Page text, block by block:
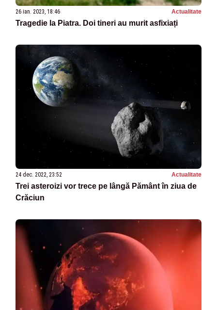
26 ian. 2023, 18:46 Actualitate
Tragedie la Piatra. Doi tineri au murit asfixiați
24 dec. 2022, 23:52 Actualitate
Trei asteroizi vor trece pe lângă Pământ în ziua de
Crăciun